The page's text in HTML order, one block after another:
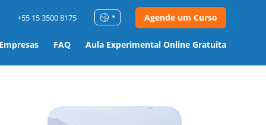
FAQ Aula Experimental Online Gratuita
+55 15 3500 8175 Agende um Curso